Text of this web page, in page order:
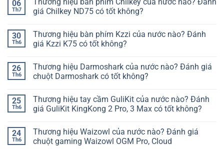
06
Th7
Thương hiệu bàn phím Chilkey của nước nào? Đánh
giá Chilkey ND75 có tốt không?
bình
luận
ở
bàn
phím
Chilkey
nào?
Đánh
giá
tốt
không?
30
Th6
Thương hiệu bàn phím Kzzi của nước nào? Đánh
giá Kzzi K75 có tốt không?
bình
luận
ở
bàn
phím
Kzzi
nào?
Đánh
giá
26
Th6
Thương hiệu Darmoshark của nước nào? Đánh giá
chuột Darmoshark có tốt không?
bình
luận
ở
Darmoshark
của
nước
25
Th6
Thương hiệu tay cầm GuliKit của nước nào? Đánh
giá GuliKit KingKong 2 Pro, 3 Max có tốt không?
bình
luận
ở
24
Th6
Thương hiệu Waizowl của nước nào? Đánh giá
chuột gaming Waizowl OGM Pro, Cloud